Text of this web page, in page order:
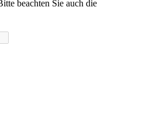
beachten Sie auch die